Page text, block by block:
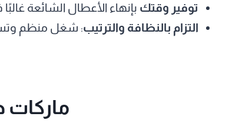
توفير وقتك بإنهاء الأعطال الشائعة
التزام بالنظافة والترتيب: شغل منظم
ماركات